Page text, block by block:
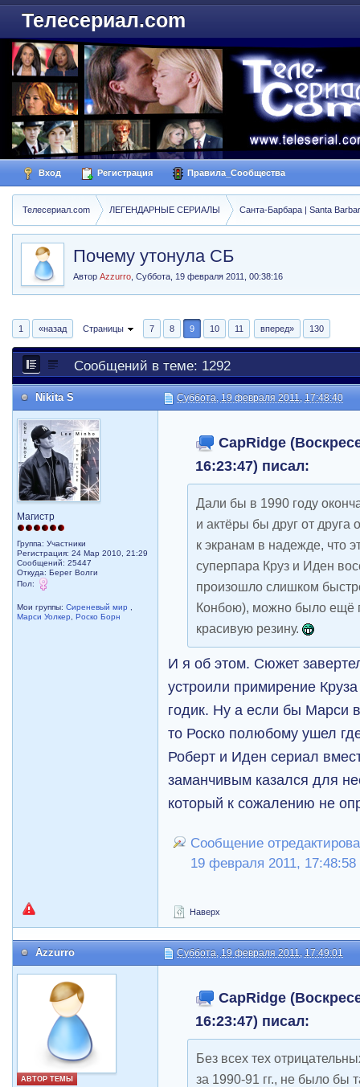
Телесериал.com
Вход Регистрация Правила_Сообщества
Телесериал.com ЛЕГЕНДАРНЫЕ СЕРИАЛЫ Санта-Барбара | Santa
Почему утонула СБ
АвторAzzurro ,Суббота, 19 февраля 2011, 00:38:16
1 «назад Страницы 7 8 9 10 11 вперед» 130
Сообщений в теме: 1292
Nikita S Суббота, 19 февраля 2011, 17:48:40
Магистр
Группа: Участники
Регистрация: 24 Мар 2010, 21:29
Сообщений: 25447
Откуда: Берег Волги
Пол:
Мои группы:Сиреневый мир
Марси Уолкер
,Роско Борн
CapRidge
16:23:47) писал:
Дали бы в 1990 году
и актёры бы друг от друга
к экранам в надежде, что
суперпара Круз и Иден
произошло слишком
Конбою), можно было ещё
красивую резину.
И я об этом. Сюжет
устроили примирение
годик. Ну а если бы Марси
то Роско полюбому ушел
Роберт и Иден сериал
заманчивым казался для
который к сожалению не
Сообщение
19 февраля 2011, 17:48:58
Наверх
Azzurro Суббота, 19 февраля 2011, 17:49:01
АВТОР ТЕМЫ
CapRidge
16:23:47) писал:
Без всех тех
за 1990-91 гг., не было бы